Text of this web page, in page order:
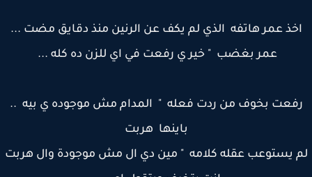
عمر هاتفه الذي لم يكف عن الرنين منذ دقايق مضت ...
عمر بغضب " خير ي رفعت في اي للزن ده كله ...
بخوف من ردت فعله " المدام مش موجوده ي بيه ..
باينها هربت
يستوعب عقله كلامه " مين دي ال مش موجودة وال هربت